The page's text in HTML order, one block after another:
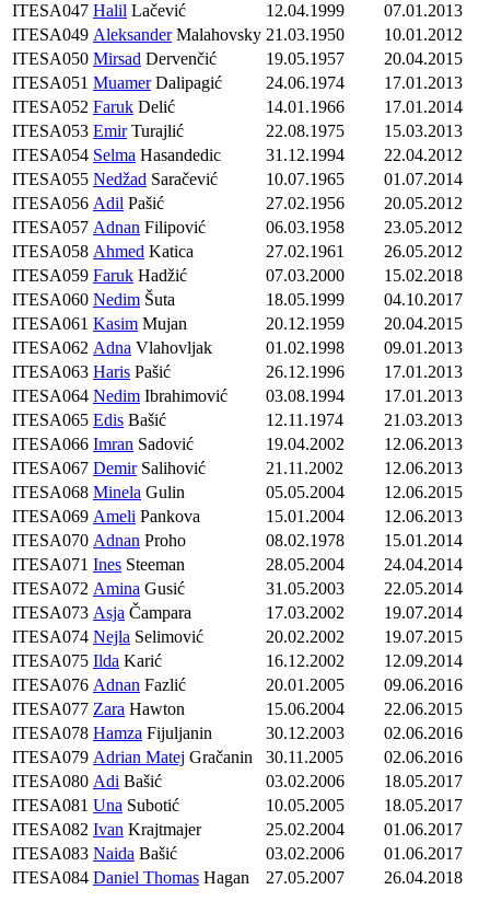
ITESA047 Halil Lačević 12.04.1999
07.01.2013
ITESA049 AleksanderMalahovsky 21.03.1950
10.01.2012
ITESA050 Mirsad Dervenčić 19.05.1957
20.04.2015
ITESA051 MuamerDalipagić 24.06.1974
17.01.2013
ITESA052 Faruk Delić 14.01.1966
17.01.2014
ITESA053 EmirTurajlić 22.08.1975
15.03.2013
ITESA054 Selma Hasandedic 31.12.1994
22.04.2012
ITESA055 Nedžad Saračević 10.07.1965
01.07.2014
ITESA056 Adil Pašić 27.02.1956
20.05.2012
ITESA057 Adnan Filipović 06.03.1958
23.05.2012
ITESA058 Ahmed Katica 27.02.1961
26.05.2012
ITESA059 Faruk Hadžić 07.03.2000
15.02.2018
ITESA060 Nedim Šuta 18.05.1999
04.10.2017
ITESA061 Kasim Mujan 20.12.1959
20.04.2015
ITESA062 Adna Vlahovljak 01.02.1998
09.01.2013
ITESA063 Haris Pašić 26.12.1996
17.01.2013
ITESA064 Nedim Ibrahimović 03.08.1994
17.01.2013
ITESA065 Edis Bašić 12.11.1974
21.03.2013
ITESA066 Imran Sadović 19.04.2002
12.06.2013
ITESA067 DemirSalihović 21.11.2002
12.06.2013
ITESA068 Minela Gulin 05.05.2004
12.06.2015
ITESA069 Ameli Pankova 15.01.2004
12.06.2013
ITESA070 Adnan Proho 08.02.1978
15.01.2014
ITESA071 Ines Steeman 28.05.2004
24.04.2014
ITESA072 Amina Gusić 31.05.2003
22.05.2014
ITESA073 Asja Čampara 17.03.2002
19.07.2014
ITESA074 Nejla Selimović 20.02.2002
19.07.2015
ITESA075 Ilda Karić 16.12.2002
12.09.2014
ITESA076 Adnan Fazlić 20.01.2005
09.06.2016
ITESA077 Zara Hawton 15.06.2004
22.06.2015
ITESA078 Hamza Fijuljanin 30.12.2003
02.06.2016
ITESA079 Adrian Matej Gračanin 30.11.2005
02.06.2016
ITESA080 Adi Bašić 03.02.2006
18.05.2017
ITESA081 Una Subotić 10.05.2005
18.05.2017
ITESA082 Ivan Krajtmajer 25.02.2004
01.06.2017
ITESA083 Naida Bašić 03.02.2006
01.06.2017
ITESA084 Daniel Thomas Hagan 27.05.2007 26.04.2018